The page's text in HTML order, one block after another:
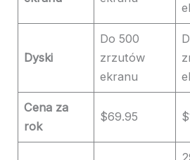
Dyski
Do 500
zrzutów
ekranu
Cena za
rok
$69.95